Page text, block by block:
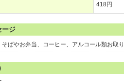
418円
ージ
ばやお弁当、コーヒー、アルコール類お